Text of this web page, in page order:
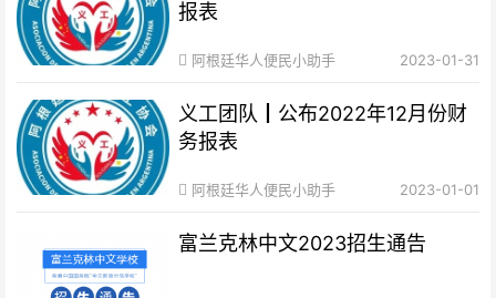
报表
阿根廷华人便民小助手 2023-01-31
义工团队┃公布2022年12月份财
务报表
阿根廷华人便民小助手 2023-01-01
富兰克林中文2023招生通告